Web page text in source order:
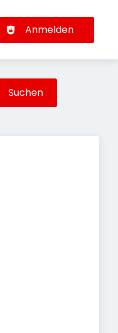
Anmelden
Suchen